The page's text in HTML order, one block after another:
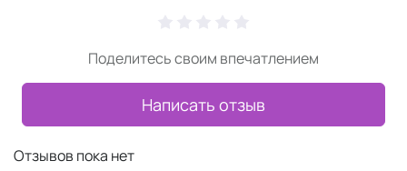
Поделитесь своим впечатлением
Написать отзыв
Отзывов пока нет